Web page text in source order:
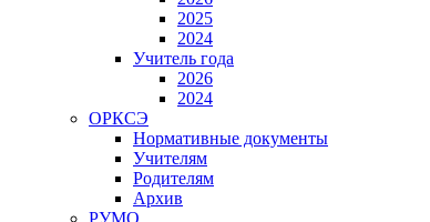
2025
2024
Учитель года
2026
2024
ОРКСЭ
Нормативные документы
Учителям
Родителям
Архив
РУМО